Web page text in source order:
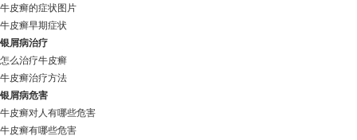
牛皮癣的症状图片
牛皮癣早期症状
银屑病治疗
怎么治疗牛皮癣
牛皮癣治疗方法
银屑病危害
牛皮癣对人有哪些危害
牛皮癣有哪些危害